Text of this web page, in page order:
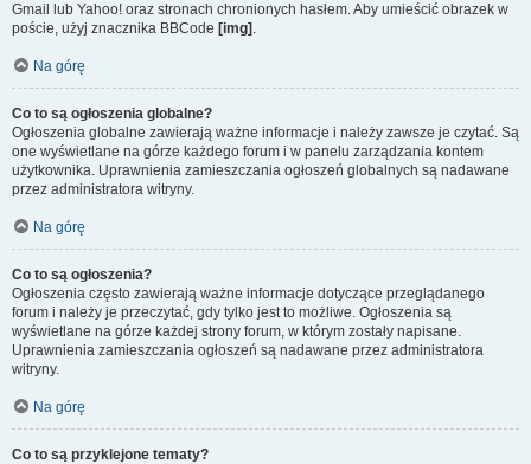
Gmail lub Yahoo! oraz stronach chronionych hasłem. Aby umieścić obrazek w
poście, użyj znacznika BBCode [img] .
Na górę
Co to są ogłoszenia globalne?
Ogłoszenia globalne zawierają ważne informacje i należy zawsze je czytać. Są
one wyświetlane na górze każdego forum i w panelu zarządzania kontem
użytkownika. Uprawnienia zamieszczania ogłoszeń globalnych są nadawane
przez administratora witryny.
Na górę
Co to są ogłoszenia?
Ogłoszenia często zawierają ważne informacje dotyczące przeglądanego
forum i należy je przeczytać, gdy tylko jest to możliwe. Ogłoszenia są
wyświetlane na górze każdej strony forum, w którym zostały napisane.
Uprawnienia zamieszczania ogłoszeń są nadawane przez administratora
witryny.
Na górę
Co to są przyklejone tematy?